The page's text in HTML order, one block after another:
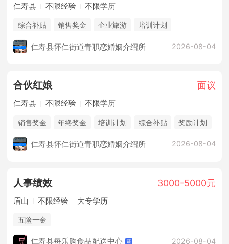
仁寿县 不限经验 不限学历
综合补贴 销售奖金 企业旅游 培训计划
仁寿县怀仁街道青职恋婚姻介绍所 2026-08-04
合伙红娘 面议
仁寿县 不限经验 不限学历
销售奖金 年终奖金 培训计划 综合补贴
奖励计划
休假制度
仁寿县怀仁街道青职恋婚姻介绍所 2026-08-04
人事绩效 3000-5000元
眉山 不限经验 大专学历
五险一金
仁寿县每乐购食品配送中心 2026-08-04